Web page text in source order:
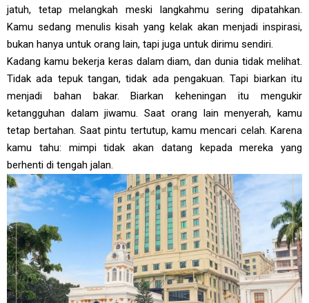
jatuh, tetap melangkah meski langkahmu sering dipatahkan.
Kamu sedang menulis kisah yang kelak akan menjadi inspirasi,
bukan hanya untuk orang lain, tapi juga untuk dirimu sendiri.
Kadang kamu bekerja keras dalam diam, dan dunia tidak melihat.
Tidak ada tepuk tangan, tidak ada pengakuan. Tapi biarkan itu
menjadi bahan bakar. Biarkan keheningan itu mengukir
ketangguhan dalam jiwamu. Saat orang lain menyerah, kamu
tetap bertahan. Saat pintu tertutup, kamu mencari celah. Karena
kamu tahu: mimpi tidak akan datang kepada mereka yang
berhenti di tengah jalan.